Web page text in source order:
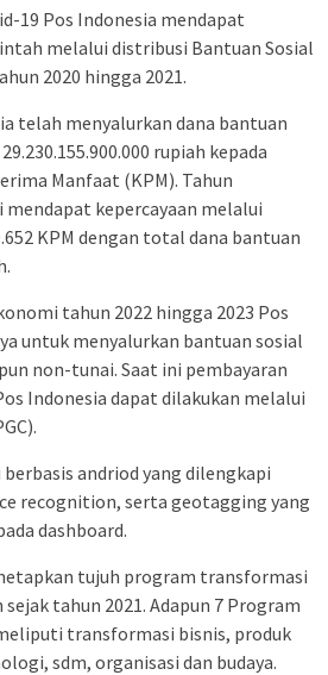
19 Pos Indonesia mendapat
melalui distribusi Bantuan Sosial
2020 hingga 2021.
telah menyalurkan dana bantuan
rupiah kepada
Manfaat (KPM). Tahun
kepercayaan melalui
KPM dengan total dana bantuan
tahun 2022 hingga 2023 Pos
untuk menyalurkan bantuan sosial
non-tunai. Saat ini pembayaran
Indonesia dapat dilakukan melalui
andriod yang dilengkapi
recognition, serta geotagging yang
dashboard.
tujuh program transformasi
tahun 2021. Adapun 7 Program
transformasi bisnis, produk
sdm, organisasi dan budaya.